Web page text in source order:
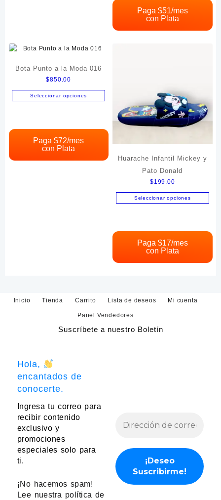
múltiples
variantes.
Las
la
página
de
producto
Paga $51/mes
con Plata
Bota Punto a la Moda 016
$850.00
Seleccionar opciones
tiene
múltiples
variantes.
Las
Paga $72/mes
con Plata
Huarache Infantil Mickey y
Pato Donald
$199.00
Seleccionar opciones
tiene
múltiples
variantes.
elegir
página
Paga $17/mes
con Plata
Inicio Tienda Carrito Lista de deseos Mi cuenta
Panel Vendedores
Suscríbete a nuestro Boletín
Hola,
encantados de
conocerte.
Ingresa tu correo para
recibir contenido
exclusivo y
promociones
especiales solo para
ti.
¡No hacemos spam!
Lee nuestra política de